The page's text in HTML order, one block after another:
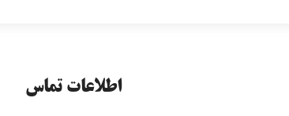
اطلاعات تماس